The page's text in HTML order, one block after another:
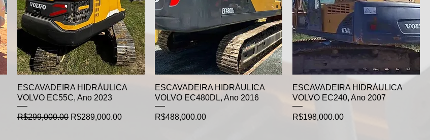
ESCAVADEIRA HIDRÁULICA
VOLVO EC55C, Ano 2023
Regular Price
R$299,000.00 Sale Price
R$289,000.00
ESCAVADEIRA HIDRÁULICA
VOLVO EC480DL, Ano 2016
Price
R$488,000.00
ESCAVADEIRA HIDRÁULICA
VOLVO EC240, Ano 2007
Price
R$198,000.00